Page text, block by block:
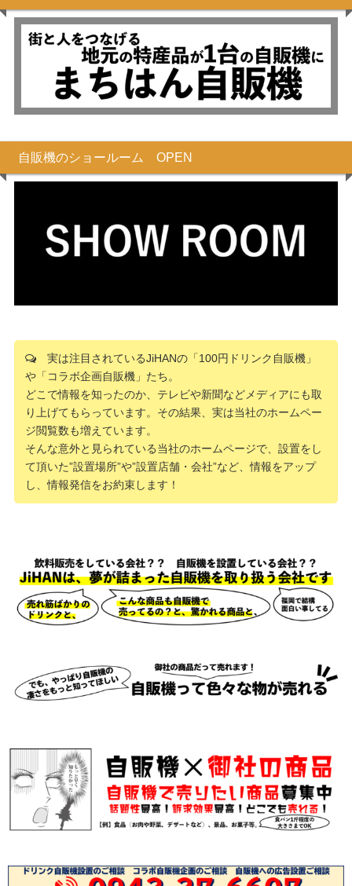
自販機のショールーム OPEN
実は注目されているJiHANの「100円ドリンク自販機」
や「コラボ企画自販機」たち。
どこで情報を知ったのか、テレビや新聞などメディアにも取
り上げてもらっています。その結果、実は当社のホームペー
ジ閲覧数も増えています。
そんな意外と見られている当社のホームページで、設置をし
て頂いた”設置場所”や”設置店舗・会社”など、情報をアップ
し、情報発信をお約束します！